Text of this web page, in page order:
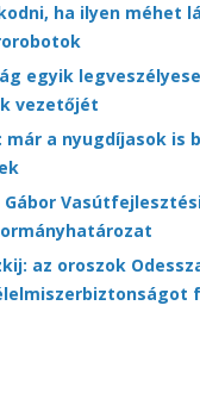
ha ilyen méhet
egyik
vezetőjét
a nyugdíjasok is
az oroszok